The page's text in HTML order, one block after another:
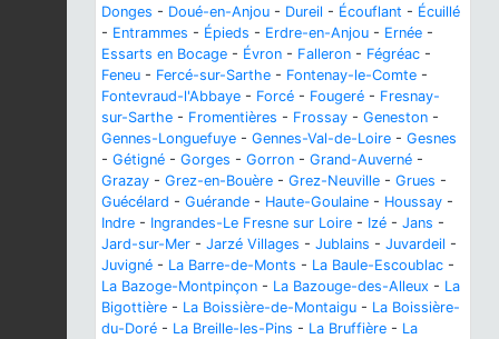
Donges - Doué-en-Anjou - Dureil - Écouflant - Écuillé
- Entrammes - Épieds - Erdre-en-Anjou - Ernée -
Essarts en Bocage - Évron - Falleron - Fégréac -
Feneu - Fercé-sur-Sarthe - Fontenay-le-Comte -
Fontevraud-l'Abbaye - Forcé - Fougeré - Fresnay-
sur-Sarthe - Fromentières - Frossay - Geneston -
Gennes-Longuefuye - Gennes-Val-de-Loire - Gesnes
- Gétigné - Gorges - Gorron - Grand-Auverné -
Grazay - Grez-en-Bouère - Grez-Neuville - Grues -
Guécélard - Guérande - Haute-Goulaine - Houssay -
Indre - Ingrandes-Le Fresne sur Loire - Izé - Jans -
Jard-sur-Mer - Jarzé Villages - Jublains - Juvardeil -
Juvigné - La Barre-de-Monts - La Baule-Escoublac -
La Bazoge-Montpinçon - La Bazouge-des-Alleux - La
Bigottière - La Boissière-de-Montaigu - La Boissière-
du-Doré - La Breille-les-Pins - La Bruffière - La